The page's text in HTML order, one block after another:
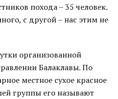
похода – 35 человек.
с другой – нас этим не
организованной
Балаклавы. По
местное сухое красное
группы его называют